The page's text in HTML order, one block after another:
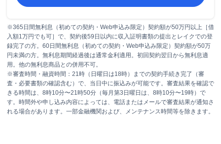
※365日間無利息（初めての契約・Web申込み限定）契約額が50万円以上［借
入額1万円でも可］で、契約後59日以内に収入証明書類の提出とレイクでの登
録完了の方。60日間無利息（初めての契約・Web申込み限定）契約額が50万
円未満の方。無利息期間経過後は通常金利適用。初回契約翌日から無利息適
用。他の無利息商品との併用不可。
※審査時間・融資時間：21時（日曜日は18時）までの契約手続き完了（審
査・必要書類の確認含む）で、当日中に振込みが可能です。審査結果を確認で
きる時間は、8時10分〜21時50分（毎月第3日曜日は、8時10分〜19時）で
す。時間外や申し込み内容によっては、電話またはメールで審査結果が通知さ
れる場合があります。一部金融機関および、メンテナンス時間等を除きます。